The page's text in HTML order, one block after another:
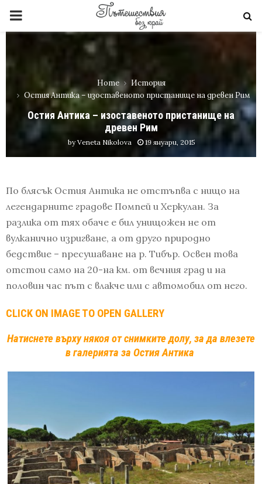
PRIMARY
MENU
Home
История
Остия Антика – изоставеното пристанище на древен Рим
Остия Антика – изоставеното пристанище на
древен Рим
byVeneta Nikolova 19 януари, 2015
По блясък Остия Антика не отстъпва с нищо на
легендарните градове Помпей и Херкулан. За
разлика от тях обаче е бил унищожен не от
вулканично изригване, а от друго природно
бедствие – пресушаване на р. Тибър. Освен това
отстои само на 20-на км. от вечния град и на
половин час път с влакче или с автомобил от него.
CLICK ON IMAGE TO OPEN GALLERY
Натиснете върху някоя от снимките долу, за да влезете
в галерията за Остия Антика